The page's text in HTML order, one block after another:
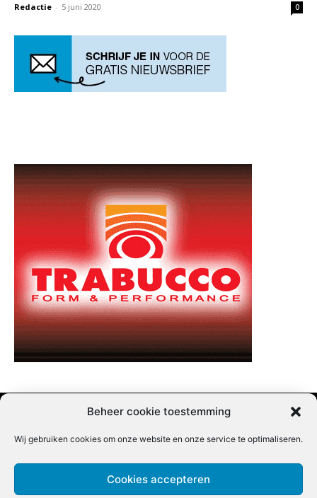
Beheer cookie toestemming
Wij gebruiken cookies om onze website en onze service te optimaliseren.
Cookies accepteren
Redactie - 5 juni 2020 0
Nieuwsbrief inschrijven | Partner content